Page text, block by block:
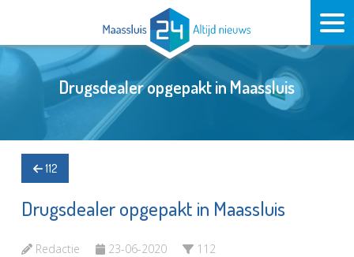
Drugsdealer opgepakt in Maassluis
112
Drugsdealer opgepakt in Maassluis
Redactie 23-06-2020 112